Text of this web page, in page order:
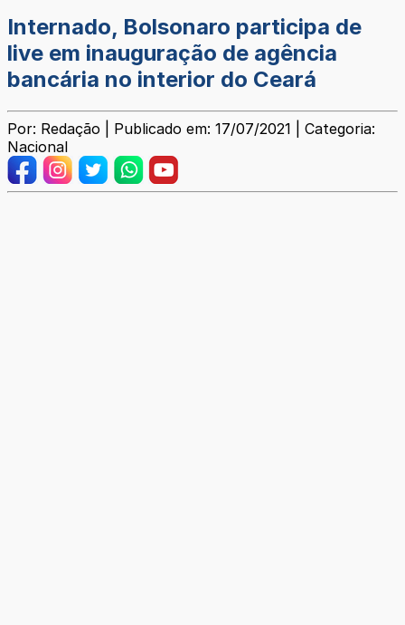
Internado, Bolsonaro participa de
live em inauguração de agência
bancária no interior do Ceará
Por: Redação | Publicado em: 17/07/2021 | Categoria:
Nacional